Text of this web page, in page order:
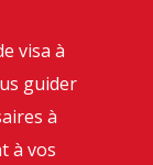
visa à
guider
à
à vos